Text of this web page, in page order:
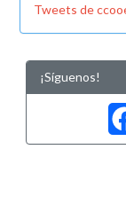
Tweets de
¡Síguenos!